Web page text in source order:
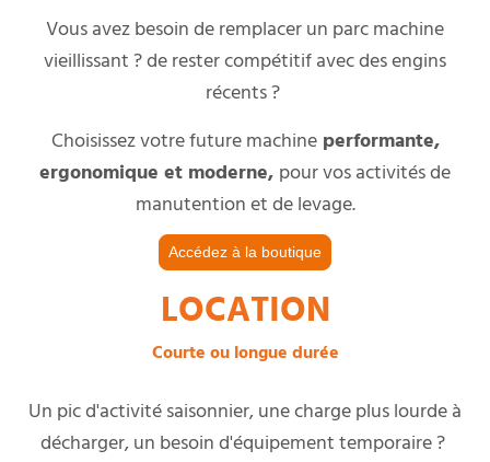
Vous avez besoin de remplacer un parc machine
vieillissant ? de rester compétitif avec des engins
récents ?
Choisissez votre future machineperformante,
ergonomique et moderne, pour vos activités de
manutention et de levage.
LOCATION
Courte ou longue durée
Un pic d'activité saisonnier, une charge plus lourde à
décharger, un besoin d'équipement temporaire ?
Accédez à la boutique